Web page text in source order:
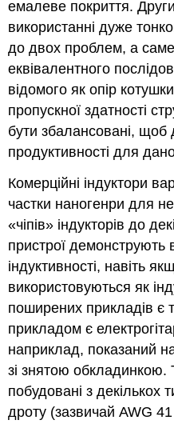
емалеве покриття.
використанні дуже
до двох проблем, а
еквівалентного
відомого як опір
пропускної здатності
бути збалансовані, щоб
продуктивності для
Комерційні індуктори
частки наногенри для
«чіпів» індукторів до
пристрої демонструють
індуктивності, навіть
використовуються як
поширених прикладів є
прикладом є
наприклад, показаний
зі знятою обкладинкою.
побудовані з декількох
дроту (зазвичай AWG